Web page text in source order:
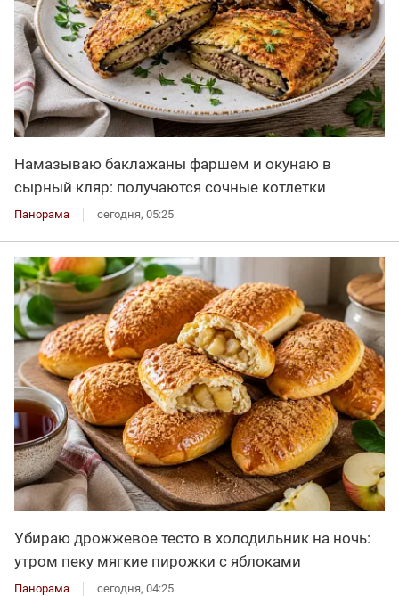
Намазываю баклажаны фаршем и окунаю в
сырный кляр: получаются сочные котлетки
Панорама сегодня, 05:25
Убираю дрожжевое тесто в холодильник на ночь:
утром пеку мягкие пирожки с яблоками
Панорама сегодня, 04:25